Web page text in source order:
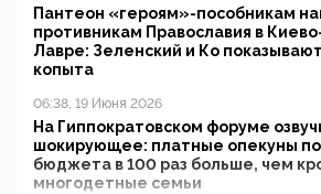
Пантеон «героям»-пособникам
противникам Православия в
Лавре: Зеленский и Ко
копыта
06:38, 19 Июня 2026
На Гиппократовском форуме
шокирующее: платные опекуны
бюджета в 100 раз больше, чем
многодетные семьи